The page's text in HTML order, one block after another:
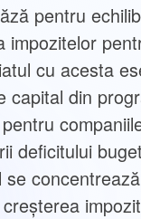
pentru
impozitelor
cu acesta
capital din
deficitului
se